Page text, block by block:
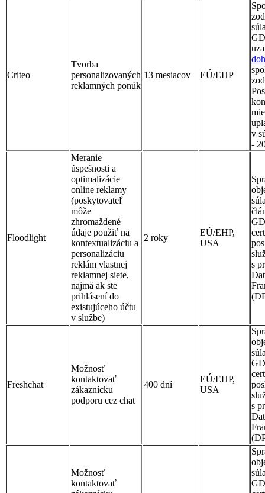
Criteo
Tvorba
personalizovaných
reklamných ponúk
13 mesiacov EÚ/EHP
v
-
Floodlight
Meranie
úspešnosti a
optimalizácie
online reklamy
(poskytovateľ
môže
zhromaždené
údaje použiť na
kontextualizáciu a
personalizáciu
reklám vlastnej
reklamnej siete,
najmä ak ste
prihlásení do
existujúceho účtu
v službe)
2 roky
EÚ/EHP,
USA
s
Freshchat
Možnosť
kontaktovať
zákaznícku
podporu cez chat
400 dní
EÚ/EHP,
USA
s
Možnosť
kontaktovať